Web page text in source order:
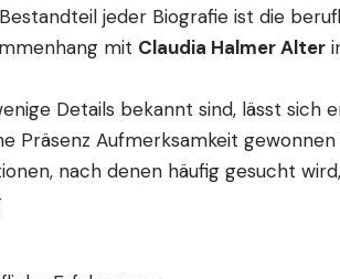
jeder Biografie ist die
mit Claudia Halmer Alter
Details bekannt sind, lässt sich
Präsenz Aufmerksamkeit gewonnen
nach denen häufig gesucht